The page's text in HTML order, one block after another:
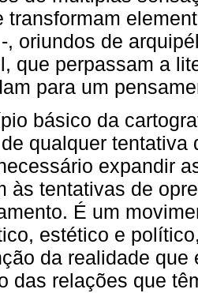
transformam
, oriundos de
que perpassam a
para um
básico da
qualquer tentativa
expandir
às tentativas de
É um
estético e
da realidade
das relações que